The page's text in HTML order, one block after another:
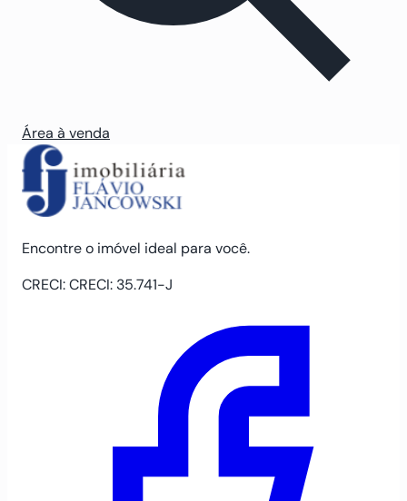
Área à venda
Encontre o imóvel ideal para você.
CRECI: CRECI: 35.741-J